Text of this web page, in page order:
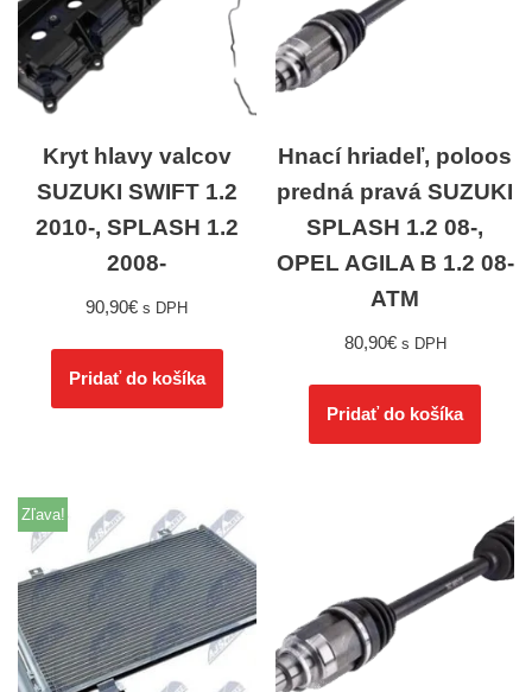
Kryt hlavy valcov
SUZUKI SWIFT 1.2
2010-, SPLASH 1.2
2008-
90,90€ s DPH
Pridať do košíka
Hnací hriadeľ, poloos
predná pravá SUZUKI
SPLASH 1.2 08-,
OPEL AGILA B 1.2 08-
ATM
80,90€ s DPH
Pridať do košíka
Zľava!